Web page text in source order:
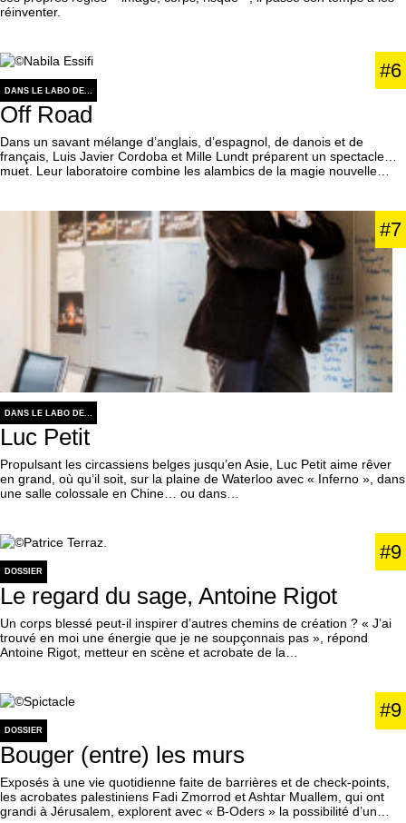
réinventer.
#6
DANS LE LABO DE...
Off Road
Dans un savant mélange d’anglais, d’espagnol, de danois et de
français, Luis Javier Cordoba et Mille Lundt préparent un spectacle…
muet. Leur laboratoire combine les alambics de la magie nouvelle…
#7
DANS LE LABO DE...
Luc Petit
Propulsant les circassiens belges jusqu’en Asie, Luc Petit aime rêver
en grand, où qu’il soit, sur la plaine de Waterloo avec « Inferno », dans
une salle colossale en Chine… ou dans…
#9
DOSSIER
Le regard du sage, Antoine Rigot
Un corps blessé peut-il inspirer d’autres chemins de création ? « J’ai
trouvé en moi une énergie que je ne soupçonnais pas », répond
Antoine Rigot, metteur en scène et acrobate de la…
#9
DOSSIER
Bouger (entre) les murs
Exposés à une vie quotidienne faite de barrières et de check-points,
les acrobates palestiniens Fadi Zmorrod et Ashtar Muallem, qui ont
grandi à Jérusalem, explorent avec « B-Oders » la possibilité d’un…